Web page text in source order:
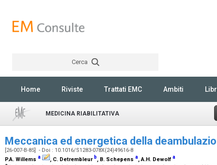
Cerca
Home Riviste Trattati EMC Ambiti
MEDICINA RIABILITATIVA
Meccanica ed energetica della
[26-007-B-85] - Doi : 10.1016/S1283-078X(24)49616-8
P.A. Willems a , C. Detrembleur b, B. Schepens a, A.H. Dewolf a